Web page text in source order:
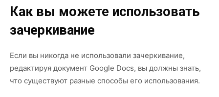
Как вы можете использовать
зачеркивание
Если вы никогда не использовали зачеркивание,
редактируя документ Google Docs, вы должны знать,
что существуют разные способы его использования.